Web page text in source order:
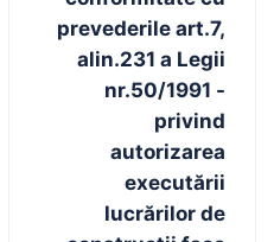
prevederile art.7,
alin.231 a Legii
nr.50/1991 -
privind
autorizarea
executării
lucrărilor de